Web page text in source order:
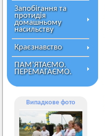
Запобігання та
протидія
домашньому
насильству
Краєзнавство
ПАМ’ЯТАЄМО.
ПЕРЕМАГАЄМО.
Випадкове фото